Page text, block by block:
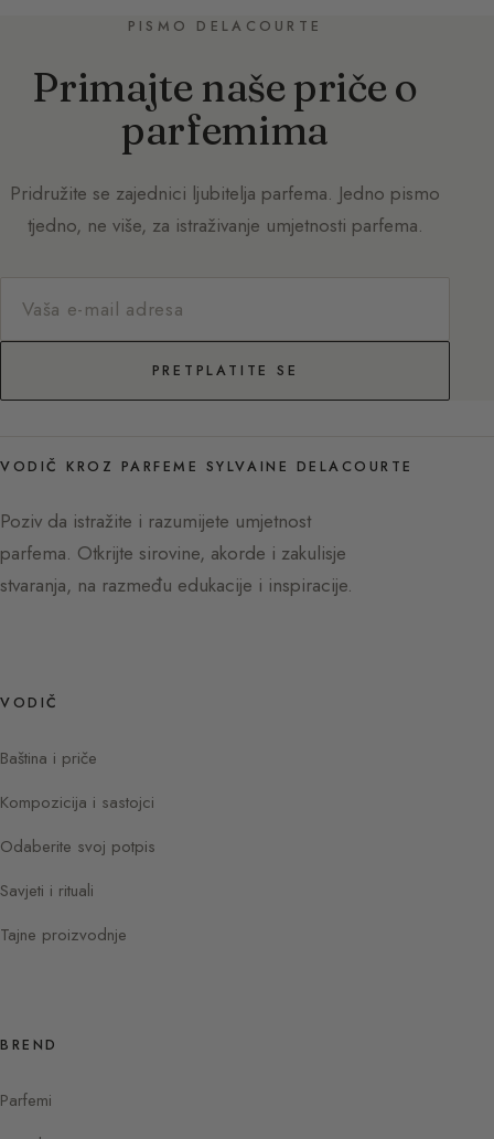
PISMO DELACOURTE
Primajte naše priče o
parfemima
Pridružite se zajednici ljubitelja parfema. Jedno pismo
tjedno, ne više, za istraživanje umjetnosti parfema.
PRETPLATITE SE
VODIČ KROZ PARFEME SYLVAINE DELACOURTE
Poziv da istražite i razumijete umjetnost
parfema. Otkrijte sirovine, akorde i zakulisje
stvaranja, na razmeđu edukacije i inspiracije.
VODIČ
Baština i priče
Kompozicija i sastojci
Odaberite svoj potpis
Savjeti i rituali
Tajne proizvodnje
BREND
Parfemi